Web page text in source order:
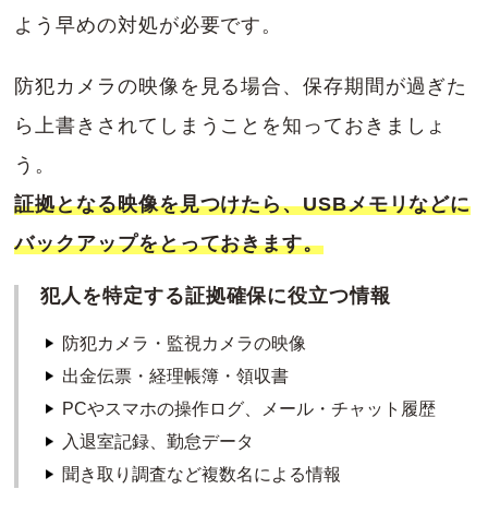
よう早めの対処が必要です。
防犯カメラの映像を見る場合、保存期間が過ぎた
ら上書きされてしまうことを知っておきましょ
う。
証拠となる映像を見つけたら、USBメモリなどに
バックアップをとっておきます。
犯人を特定する証拠確保に役立つ情報
防犯カメラ・監視カメラの映像
出金伝票・経理帳簿・領収書
PCやスマホの操作ログ、メール・チャット履歴
入退室記録、勤怠データ
聞き取り調査など複数名による情報